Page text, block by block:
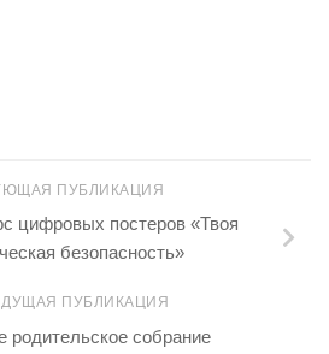
ПУБЛИКАЦИЯ
цифровых постеров «Твоя
безопасность»
ПУБЛИКАЦИЯ
родительское собрание